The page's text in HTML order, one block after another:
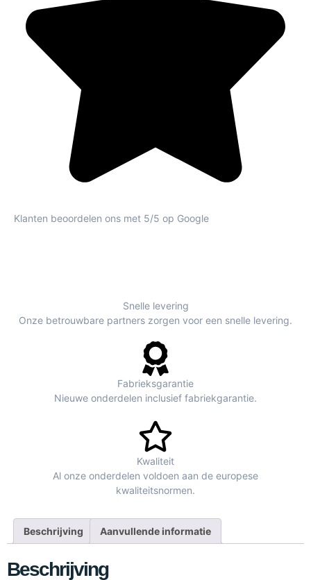
Klanten beoordelen ons met 5/5 op Google
Snelle levering
Onze betrouwbare partners zorgen voor een snelle levering.
Fabrieksgarantie
Nieuwe onderdelen inclusief fabriekgarantie.
Kwaliteit
Al onze onderdelen voldoen aan de europese
kwaliteitsnormen.
Beschrijving Aanvullende informatie
Beschrijving